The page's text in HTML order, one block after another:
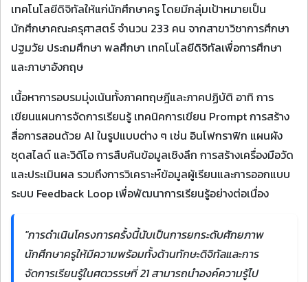
เทคโนโลยีดิจิทัลให้แก่นักศึกษาครู โดยมีกลุ่มเป้าหมายเป็น
นักศึกษาคณะครุศาสตร์ จำนวน 233 คน จากสาขาวิชาการศึกษา
ปฐมวัย ประถมศึกษา พลศึกษา เทคโนโลยีดิจิทัลเพื่อการศึกษา
และภาษาอังกฤษ
เนื้อหาการอบรมมุ่งเน้นทั้งภาคทฤษฎีและภาคปฏิบัติ อาทิ การ
เขียนแผนการจัดการเรียนรู้ เทคนิคการเขียน Prompt การสร้าง
สื่อการสอนด้วย AI ในรูปแบบต่าง ๆ เช่น อินโฟกราฟิก แผนผัง
ชุดสไลด์ และวิดีโอ การสืบค้นข้อมูลเชิงลึก การสร้างเครื่องมือวัด
และประเมินผล รวมถึงการวิเคราะห์ข้อมูลผู้เรียนและการออกแบบ
ระบบ Feedback Loop เพื่อพัฒนาการเรียนรู้อย่างต่อเนื่อง
"การดำเนินโครงการครั้งนี้นับเป็นการยกระดับศักยภาพ
นักศึกษาครูให้มีความพร้อมทั้งด้านทักษะดิจิทัลและการ
จัดการเรียนรู้ในศตวรรษที่ 21 สามารถนำองค์ความรู้ไป